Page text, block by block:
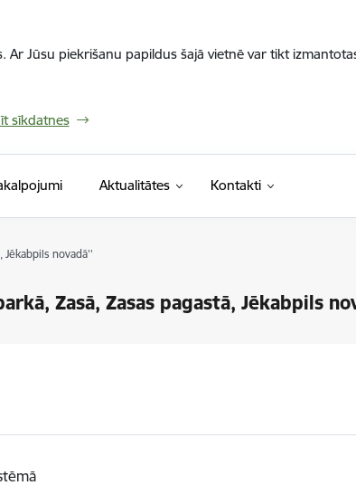
Jūsu piekrišanu papildus šajā vietnē var tikt
sīkdatnes
Aktualitātes Kontakti
Jēkabpils novadā''
Zasā, Zasas pagastā, Jēkabpils